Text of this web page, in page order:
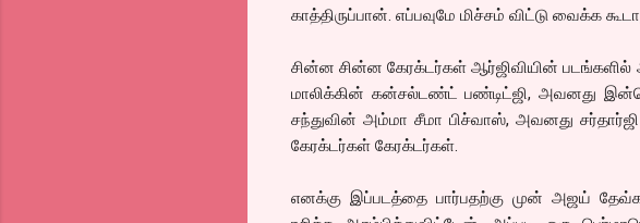
காத்திருப்பான். எப்பவுமே மிச்சம் விட்டு வைக்க
சின்ன சின்ன கேரக்டர்கள் ஆர்ஜிவியின் படங்களில்
மாலிக்கின் கன்சல்டண்ட் பண்டிட்ஜி, அவனது
சந்துவின் அம்மா சீமா பிச்வாஸ், அவனது
கேரக்டர்கள் கேரக்டர்கள்.
எனக்கு இப்படத்தை பார்பதற்கு முன் அஜய்